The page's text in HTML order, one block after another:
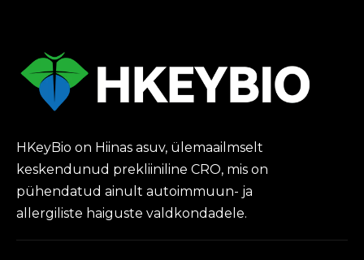
HKeyBio on Hiinas asuv, ülemaailmselt
keskendunud prekliiniline CRO, mis on
pühendatud ainult autoimmuun- ja
allergiliste haiguste valdkondadele.